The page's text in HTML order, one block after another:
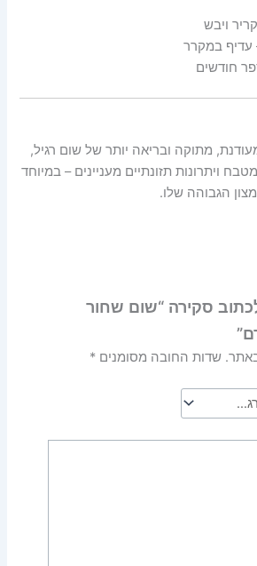
ויבש
במקרר
חודשים
מתוקה ובריאה יותר של שום רגיל,
ויתרונות תזונתיים מעניינים – במיוחד
הגבוהה שלו.
סקירה “שום שחור
שדות החובה מסומנים *